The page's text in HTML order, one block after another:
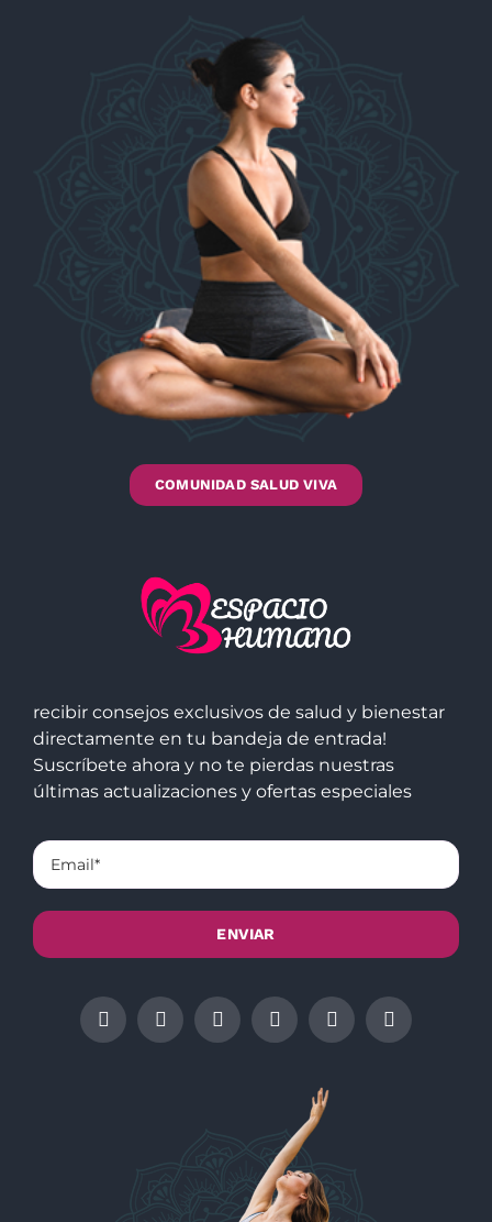
COMUNIDAD SALUD VIVA
recibir consejos exclusivos de salud y bienestar
directamente en tu bandeja de entrada!
Suscríbete ahora y no te pierdas nuestras
últimas actualizaciones y ofertas especiales